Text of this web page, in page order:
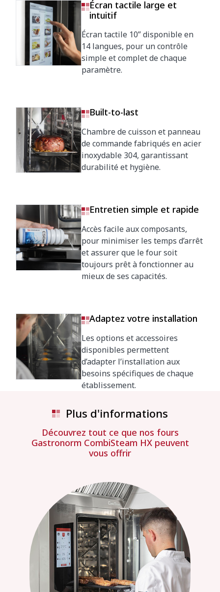
Écran tactile large et
intuitif
Écran tactile 10” disponible en
14 langues, pour un contrôle
simple et complet de chaque
paramètre.
Built-to-last
Chambre de cuisson et panneau
de commande fabriqués en acier
inoxydable 304, garantissant
durabilité et hygiène.
Entretien simple et rapide
Accès facile aux composants,
pour minimiser les temps d’arrêt
et assurer que le four soit
toujours prêt à fonctionner au
mieux de ses capacités.
Adaptez votre installation
Les options et accessoires
disponibles permettent
d’adapter l’installation aux
besoins spécifiques de chaque
établissement.
Plus d'informations
Découvrez tout ce que nos fours
Gastronorm CombiSteam HX peuvent
vous offrir